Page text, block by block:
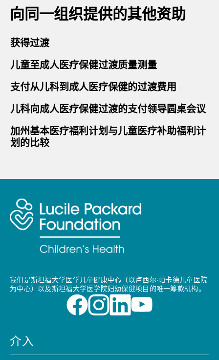
向同一组织提供的其他资助
获得过渡
儿童至成人医疗保健过渡质量测量
支付从儿科到成人医疗保健的过渡费用
儿科向成人医疗保健过渡的支付领导圆桌会议
加州基本医疗福利计划与儿童医疗补助福利计
划的比较
我们是斯坦福大学医学儿童健康中心（以卢西尔·帕卡德儿童医院
为中心）以及斯坦福大学医学院妇幼保健项目的唯一筹款机构。
介入